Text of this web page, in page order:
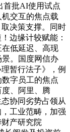
首批AI使用试点
交互的焦点载
决策支撑。同时
边缘计较赋能：
低延迟、高现
。国度网信办
暂行法子》，例
字员工的焦点
、阿里、腾
协同劣势占领从
工业范畴，加强
产研究院